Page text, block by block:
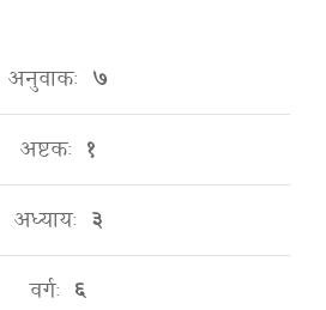
अनुवाकः ७
अष्टकः १
अध्यायः ३
वर्गः ६